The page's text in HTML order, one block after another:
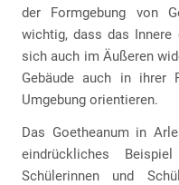
der Formgebung von
wichtig, dass das Innere
sich auch im Äußeren
Gebäude auch in ihrer
Umgebung orientieren.
Das Goetheanum in
eindrückliches
Schülerinnen und